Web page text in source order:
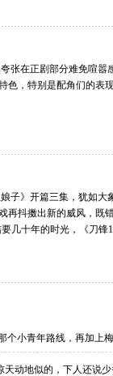
在正剧部分难免喧嚣感
色，特别是配角们的表
》开篇三集，犹如大象
再抖擞出新的威风，既
要几十年的时光，《刀
个小青年路线，再加上
天动地似的，下人还说